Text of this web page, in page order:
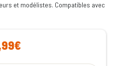
et modélistes. Compatibles avec
s’intègrent à toute armée ou